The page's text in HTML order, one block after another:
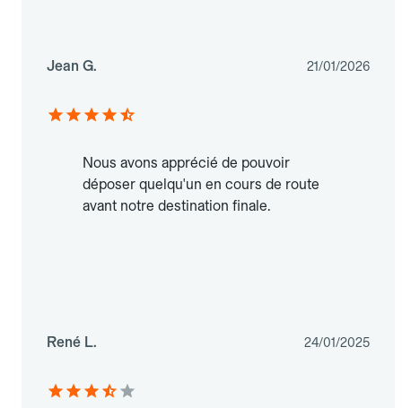
Jean G. 21/01/2026
Nous avons apprécié de pouvoir
déposer quelqu'un en cours de route
avant notre destination finale.
René L. 24/01/2025